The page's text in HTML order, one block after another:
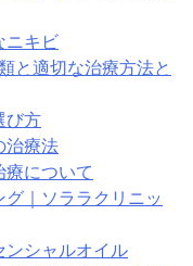
ニキビ
と適切な治療方法と
び方
治療法
療について
グ｜ソララクリニッ
ンシャルオイル